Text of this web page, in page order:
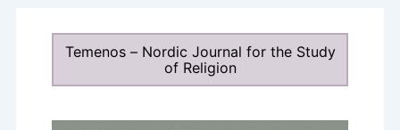
Temenos – Nordic Journal for the Study
of Religion